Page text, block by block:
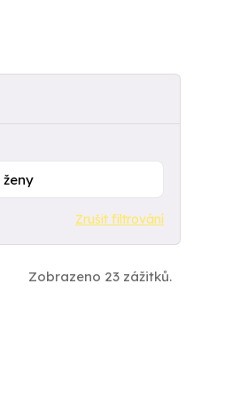
Zrušit filtrování
Zobrazeno 23 zážitků.